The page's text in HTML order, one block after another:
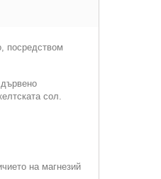
посредством
сол.
на магнезий